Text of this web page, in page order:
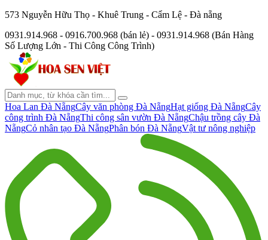
573 Nguyễn Hữu Thọ - Khuê Trung - Cẩm Lệ - Đà nẵng
0931.914.968 - 0916.700.968 (bán lẻ) - 0931.914.968 (Bán Hàng
Số Lượng Lớn - Thi Công Công Trình)
Hoa Lan Đà NẵngCây văn phòng Đà NẵngHạt giống Đà NẵngCây
công trình Đà NẵngThi công sân vườn Đà NẵngChậu trồng cây Đà
NẵngCỏ nhân tạo Đà NẵngPhân bón Đà NẵngVật tư nông nghiệp